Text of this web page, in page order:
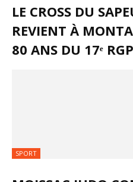
LE CROSS DU
REVIENT À
80 ANS DU 17ᵉ RGP
SPORT